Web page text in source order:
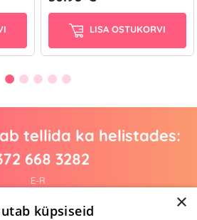
LISA OSTUKORVI
tellida ka helistades:
668 3282
E-R
×
küpsiseid